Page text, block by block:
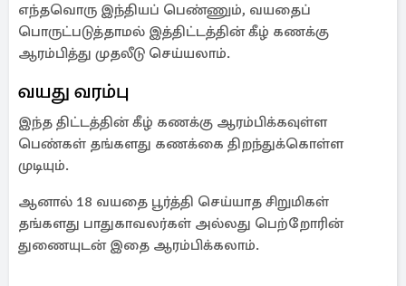
எந்தவொரு இந்தியப் பெண்ணும், வயதைப்
பொருட்படுத்தாமல் இத்திட்டத்தின் கீழ் கணக்கு
ஆரம்பித்து முதலீடு செய்யலாம்.
வயது வரம்பு
இந்த திட்டத்தின் கீழ் கணக்கு ஆரம்பிக்கவுள்ள
பெண்கள் தங்களது கணக்கை திறந்துக்கொள்ள
முடியும்.
ஆனால் 18 வயதை பூர்த்தி செய்யாத சிறுமிகள்
தங்களது பாதுகாவலர்கள் அல்லது பெற்றோரின்
துணையுடன் இதை ஆரம்பிக்கலாம்.